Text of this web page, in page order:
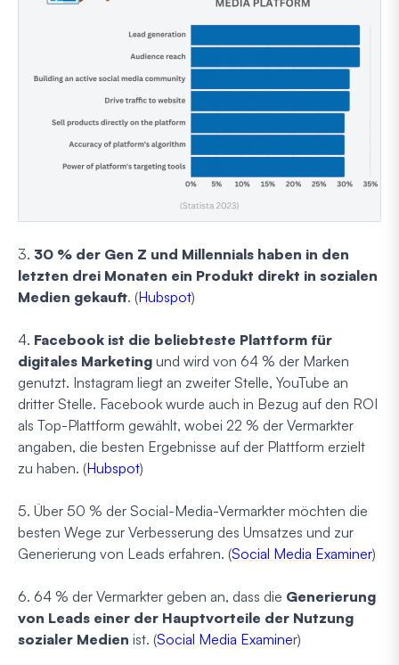
3. 30 % der Gen Z und Millennials haben in den
letzten drei Monaten ein Produkt direkt in sozialen
Medien gekauft. (Hubspot)
4. Facebook ist die beliebteste Plattform für
digitales Marketing und wird von 64 % der Marken
genutzt. Instagram liegt an zweiter Stelle, YouTube an
dritter Stelle. Facebook wurde auch in Bezug auf den ROI
als Top-Plattform gewählt, wobei 22 % der Vermarkter
angaben, die besten Ergebnisse auf der Plattform erzielt
zu haben. (Hubspot)
5. Über 50 % der Social-Media-Vermarkter möchten die
besten Wege zur Verbesserung des Umsatzes und zur
Generierung von Leads erfahren. (Social Media Examiner)
6. 64 % der Vermarkter geben an, dass die Generierung
von Leads einer der Hauptvorteile der Nutzung
sozialer Medien ist. (Social Media Examiner)